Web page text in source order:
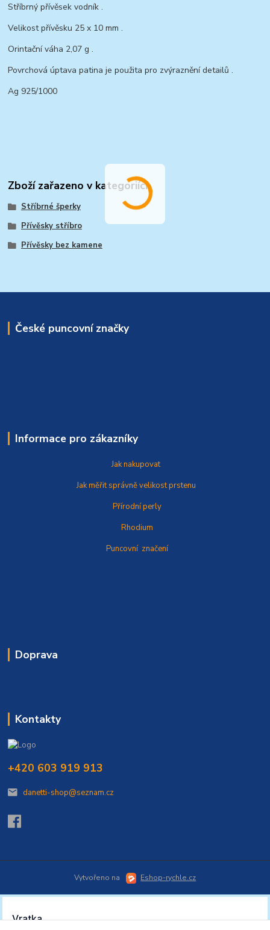
Stříbrný přívěsek vodník .
Velikost přívěsku 25 x 10 mm .
Orintační váha 2,07 g .
Povrchová úptava patina je použita pro zvýraznění detailů .
Ag 925/1000
Zboží zařazeno v kategoriích
Stříbrné šperky
Přívěsky stříbro
Přívěsky bez kamene
České puncovní značky
Informace pro zákazníky
Jak nakupovat
Jak měřit správněvelikost prstenu
Přírodní perly
Rhodium
Puncovní značení
Doprava
Kontakty
+420 603 919 913
danetti-shop@seznam.cz
Vytvořeno na Eshop-rychle.cz